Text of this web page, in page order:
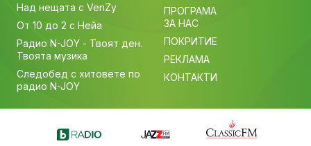
Над нещата с VenZy
От 10 до 2 с Нейа
Радио N-JOY - Твоят ден.
Твоята музика
Следобед с хитовете по
радио N-JOY
ПРОГРАМА
ЗА НАС
ПОКРИТИЕ
РЕКЛАМА
КОНТАКТИ